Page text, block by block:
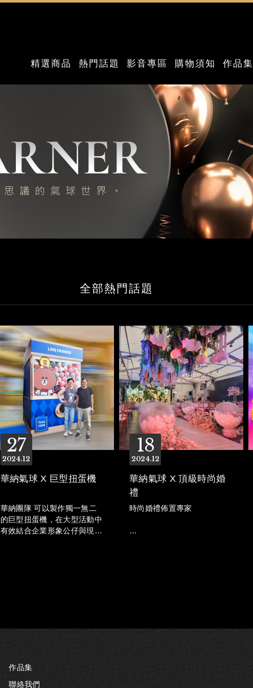
精選商品 熱門話題 影音專區 購物須知 作品集
全部熱門話題
27
12
2024
華納氣球 X 巨型扭蛋機
華納團隊 可以製作獨一無二
的巨型扭蛋機，在大型活動中
有效結合企業形象公仔與現場
18
12
2024
華納氣球 X 頂級時尚婚
禮
時尚婚禮佈置專家
作品集
聯絡我們